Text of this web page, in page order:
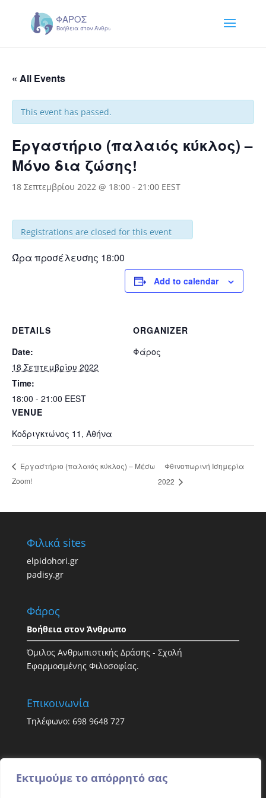
Εκτιμούμε το απόρρητό σας
« All Events
This event has passed.
Εργαστήριο (παλαιός κύκλος) –
Μόνο δια ζώσης!
18 Σεπτεμβρίου 2022 @ 18:00 - 21:00 EEST
Registrations are closed for this event
Ώρα προσέλευσης 18:00
Add to calendar
DETAILS
Date:
18 Σεπτεμβρίου 2022
Time:
18:00 - 21:00 EEST
VENUE
Κοδριγκτώνος 11, Αθήνα
ORGANIZER
Φάρος
Εργαστήριο (παλαιός κύκλος) – Μέσω
Zoom!
Φθινοπωρινή Ισημερία
2022
Φιλικά sites
elpidohori.gr
padisy.gr
Φάρος
Βοήθεια στον Άνθρωπο
Όμιλος Ανθρωπιστικής Δράσης - Σχολή
Εφαρμοσμένης Φιλοσοφίας.
Επικοινωνία
Τηλέφωνο: 698 9648 727